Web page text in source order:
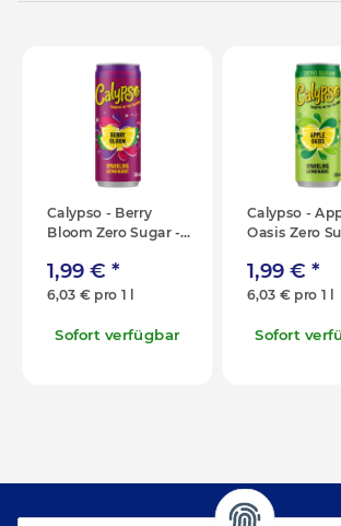
Calypso - Berry
Bloom Zero Sugar -
1,99 €*
6,03 € pro 1 l
Sofort verfügbar
Calypso -
Oasis Zero
1,99 €*
6,03 € pro 1 l
Sofort